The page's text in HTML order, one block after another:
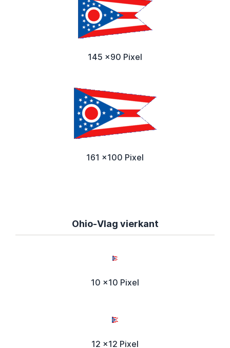
145 x90 Pixel
161 x100 Pixel
Ohio-Vlag vierkant
10 x10 Pixel
12 x12 Pixel